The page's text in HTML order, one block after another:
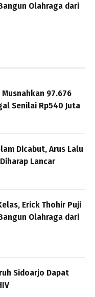
Olahraga dari
Musnahkan 97.676
Senilai Rp540 Juta
Dicabut, Arus Lalu
Lancar
Erick Thohir Puji
Olahraga dari
Sidoarjo Dapat